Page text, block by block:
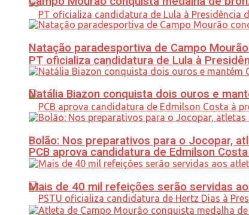
PT oficializa candidatura de Lula à
PCB aprova candidatura de Edmilson
Natação paradesportiva de Campo
Natália Biazon conquista dois ouros e
Bolão: Nos preparativos para o Jocopar,
Mais de 40 mil refeições serão servidas